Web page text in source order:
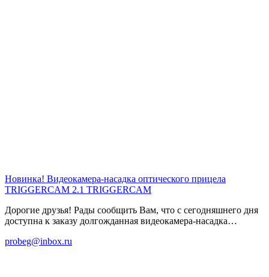
Новинка! Видеокамера-насадка оптического прицела
TRIGGERCAM 2.1 TRIGGERCAM
Дорогие друзья! Рады сообщить Вам, что с сегодняшнего дня
доступна к заказу долгожданная видеокамера-насадка…
probeg@inbox.ru